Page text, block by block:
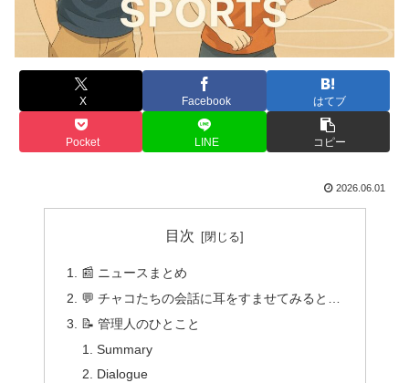
X Facebook はてブ
Pocket LINE コピー
2026.06.01
目次
📰 ニュースまとめ
💬 チャコたちの会話に耳をすませてみると…
📝 管理人のひとこと
Summary
Dialogue